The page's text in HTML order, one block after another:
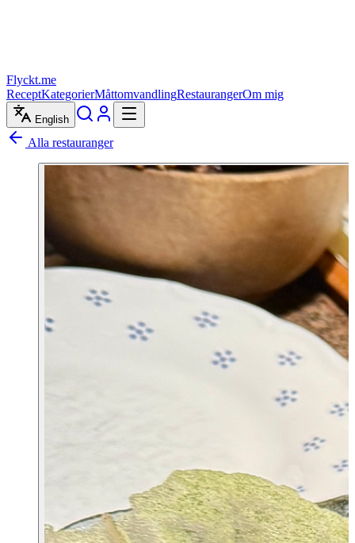
Flyckt.me
ReceptKategorierMåttomvandlingRestaurangerOm mig
English
Alla restauranger